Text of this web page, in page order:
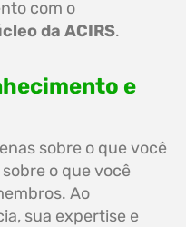
com o
da ACIRS.
e
sobre o que você
o que você
Ao
sua expertise e